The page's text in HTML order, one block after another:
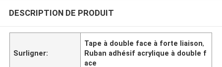
DESCRIPTION DE PRODUIT
Surligner:
Tape à double face à forte liaison,
Ruban adhésif acrylique à double f
ace